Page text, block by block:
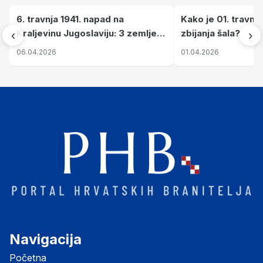
‹
6. travnja 1941. napad na
Kraljevinu Jugoslaviju: 3 zemlje
nastale njenim raspadom
06.04.2026
Kako je 01.
zbijanja šala?
01.04.2026
›
Navigacija
Početna